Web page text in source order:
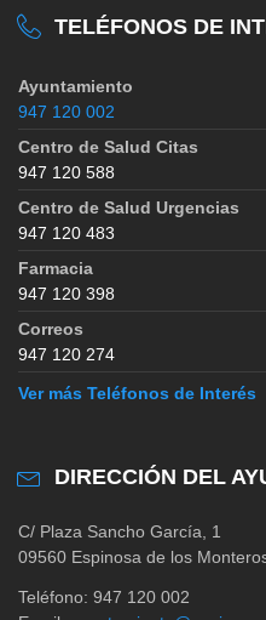
TELÉFONOS DE
Ayuntamiento
947 120 002
Centro de Salud Citas
947 120 588
Centro de Salud Urgencias
947 120 483
Farmacia
947 120 398
Correos
947 120 274
Ver más Teléfonos de Interés
DIRECCIÓN DEL
C/ Plaza Sancho García, 1
09560 Espinosa de los
Teléfono: 947 120 002